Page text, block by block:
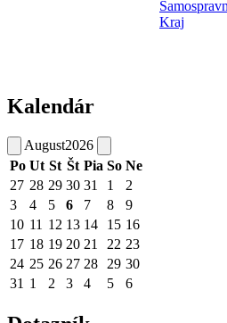
Kalendár
August2026
Po Ut St Št Pia So Ne
27 28 29 30 31 1
2
3
4 5 6 7 8
9
10 11 12 13 14 15 16
17 18 19 20 21 22 23
24 25 26 27 28 29 30
31 1 2 3 4 5 6